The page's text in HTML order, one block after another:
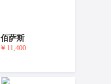
佰萨斯
￥11,400